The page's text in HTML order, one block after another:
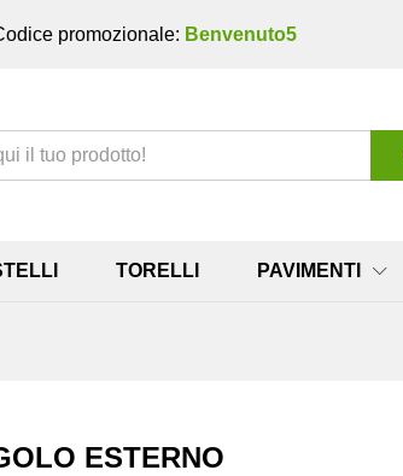
promozionale: Benvenuto5
TORELLI PAVIMENTI
ESTERNO